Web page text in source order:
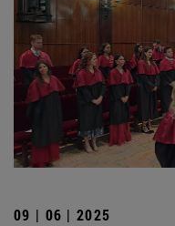
09 | 06 | 2025